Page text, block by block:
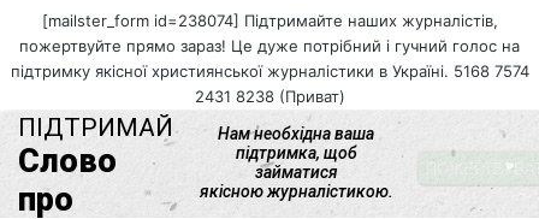
[mailster_form id=238074] Підтримайте наших журналістів,
пожертвуйте прямо зараз! Це дуже потрібний і гучний голос на
підтримку якісної християнської журналістики в Україні. 5168 7574
2431 8238 (Приват)